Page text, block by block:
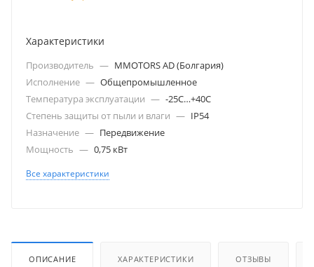
Характеристики
Производитель — MMOTORS AD (Болгария)
Исполнение — Общепромышленное
Температура эксплуатации — -25С…+40С
Степень защиты от пыли и влаги — IP54
Назначение — Передвижение
Мощность — 0,75 кВт
Все характеристики
ОПИСАНИЕ ХАРАКТЕРИСТИКИ ОТЗЫВЫ